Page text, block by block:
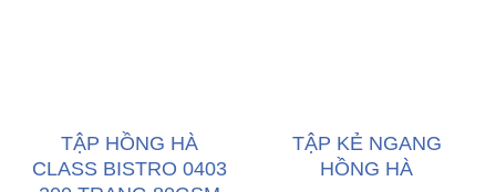
TẬP HỒNG HÀ
CLASS BISTRO 0403
TẬP KẺ NGANG
HỒNG HÀ